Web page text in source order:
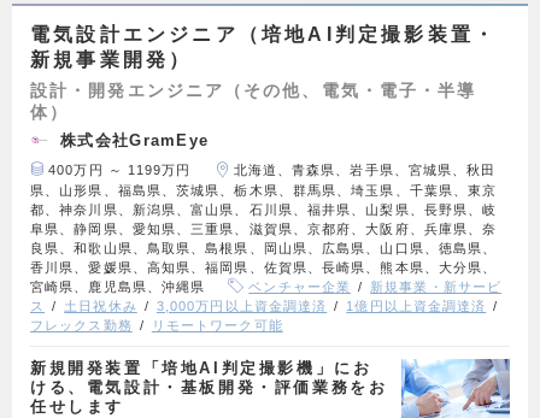
電気設計エンジニア（培地AI判定撮影装置・
新規事業開発）
設計・開発エンジニア（その他、電気・電子・半導
体）
株式会社GramEye
400万円 ～ 1199万円
北海道、青森県、岩手県、宮城県、秋田
県、山形県、福島県、茨城県、栃木県、群馬県、埼玉県、千葉県、東京
都、神奈川県、新潟県、富山県、石川県、福井県、山梨県、長野県、岐
阜県、静岡県、愛知県、三重県、滋賀県、京都府、大阪府、兵庫県、奈
良県、和歌山県、鳥取県、島根県、岡山県、広島県、山口県、徳島県、
香川県、愛媛県、高知県、福岡県、佐賀県、長崎県、熊本県、大分県、
宮崎県、鹿児島県、沖縄県
ベンチャー企業
新規事業・新サービ
ス
土日祝休み 3,000万円以上資金調達済
1億円以上資金調達済
フレックス勤務
リモートワーク可能
新規開発装置「培地AI判定撮影機」にお
ける、電気設計・基板開発・評価業務をお
任せします